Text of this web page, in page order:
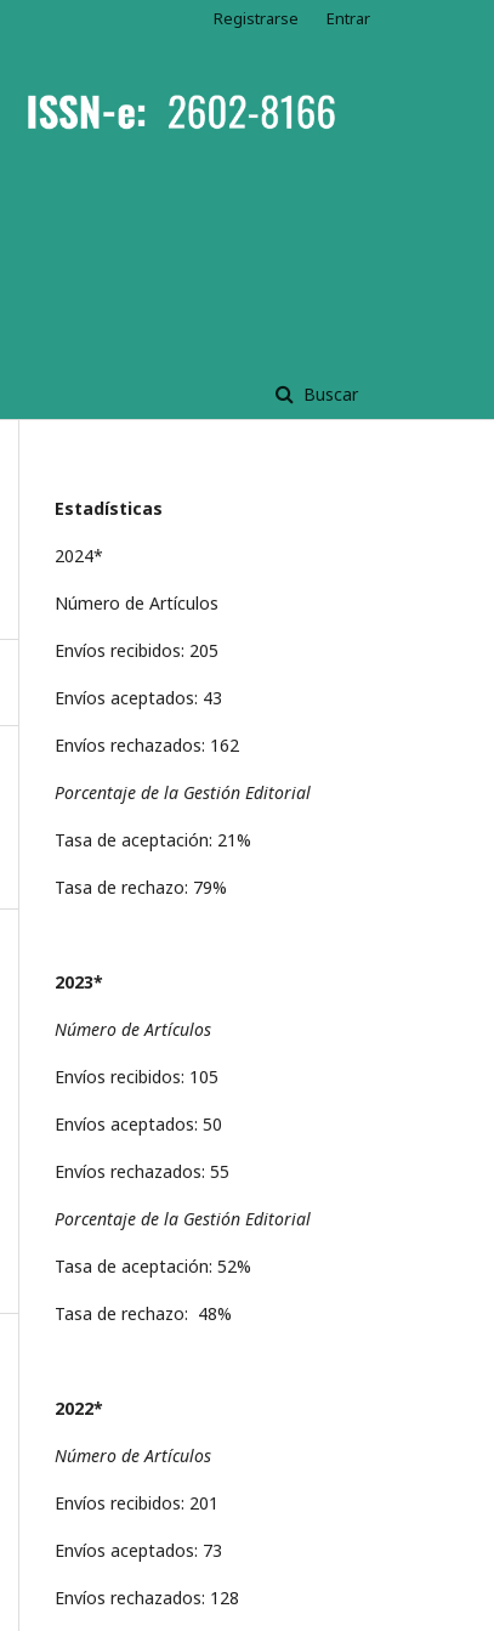
Buscar
Registrarse Entrar
Estadísticas
2024*
Número de Artículos
Envíos recibidos: 205
Envíos aceptados: 43
Envíos rechazados: 162
Porcentaje de la Gestión Editorial
Tasa de aceptación: 21%
Tasa de rechazo: 79%
2023*
Número de Artículos
Envíos recibidos: 105
Envíos aceptados: 50
Envíos rechazados: 55
Porcentaje de la Gestión Editorial
Tasa de aceptación: 52%
Tasa de rechazo: 48%
2022*
Número de Artículos
Envíos recibidos: 201
Envíos aceptados: 73
Envíos rechazados: 128